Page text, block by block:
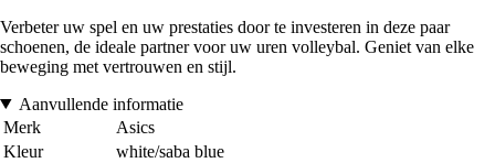
Verbeter uw spel en uw prestaties door te investeren in deze paar
schoenen, de ideale partner voor uw uren volleybal. Geniet van elke
beweging met vertrouwen en stijl.
Aanvullende informatie
Merk
Asics
Kleur
white/saba blue